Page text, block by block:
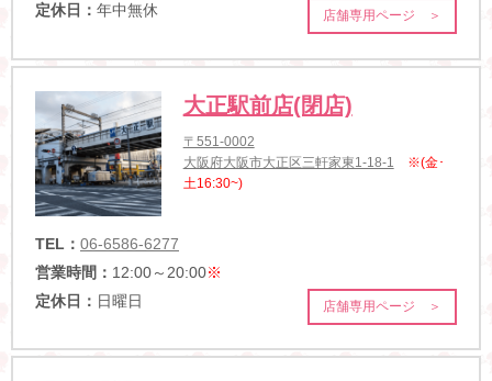
定休日： 年中無休 店舗専用ページ ＞
大正駅前店(閉店)
〒551-0002
大阪府大阪市大正区三軒家東1-18-1
※(金･
土16:30~)
TEL： 06-6586-6277
営業時間： 12:00～20:00※
定休日： 日曜日 店舗専用ページ ＞